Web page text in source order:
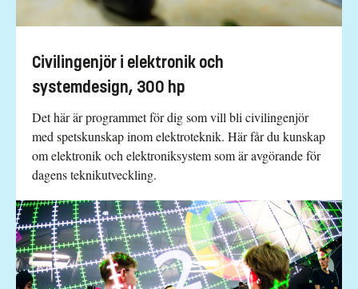
Civilingenjör i elektronik och
systemdesign, 300 hp
Det här är programmet för dig som vill bli civilingenjör
med spetskunskap inom elektroteknik. Här får du kunskap
om elektronik och elektroniksystem som är avgörande för
dagens teknikutveckling.